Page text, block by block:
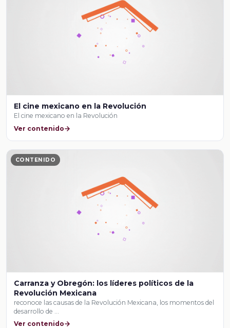
El cine mexicano en la Revolución
El cine mexicano en la Revolución
Ver contenido
CONTENIDO
Carranza y Obregón: los líderes políticos de la
Revolución Mexicana
reconoce las causas de la Revolución Mexicana, los momentos del
desarrollo de …
Ver contenido